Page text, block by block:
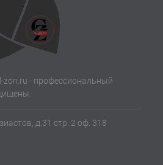
zon.ru - профессиональный
д.31 стр. 2 оф. 318